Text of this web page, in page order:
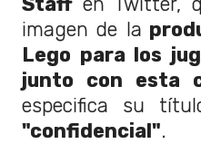
imagen de la
Lego para los
junto con esta
especifica su
"confidencial".